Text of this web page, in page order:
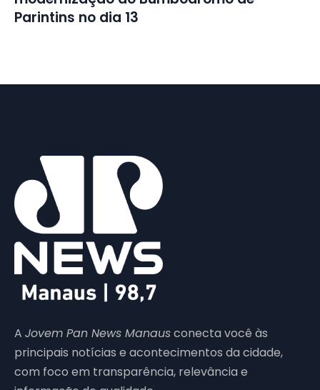
Parintins no dia 13
A Jovem Pan News Manausconecta você às
principais notícias e acontecimentos da cidade,
com foco em transparência, relevância e